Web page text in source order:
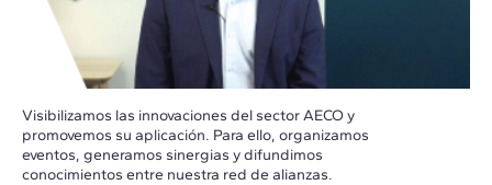
Visibilizamos las innovaciones del sector AECO y
promovemos su aplicación. Para ello, organizamos
eventos, generamos sinergias y difundimos
conocimientos entre nuestra red de alianzas.